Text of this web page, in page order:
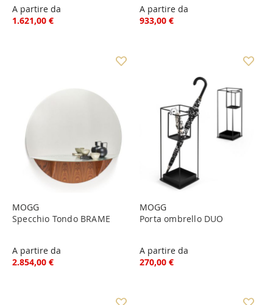
A partire da
1.621,00 €
A partire da
933,00 €
MOGG
Specchio Tondo BRAME
A partire da
2.854,00 €
MOGG
Porta ombrello DUO
A partire da
270,00 €